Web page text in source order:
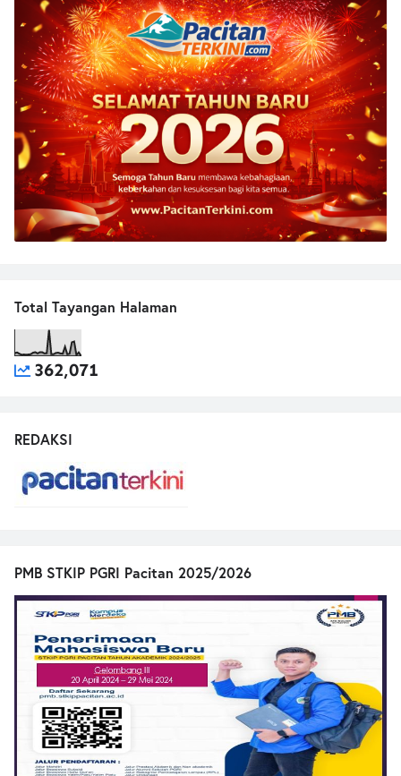
Total Tayangan Halaman
362,071
REDAKSI
PMB STKIP PGRI Pacitan 2025/2026